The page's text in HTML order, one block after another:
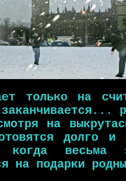
только на
на
долго и
когда весьма
на подарки